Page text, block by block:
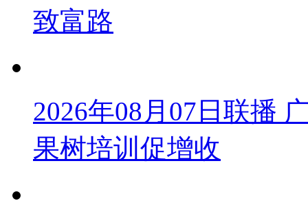
致富路
2026年08月07日联播
果树培训促增收